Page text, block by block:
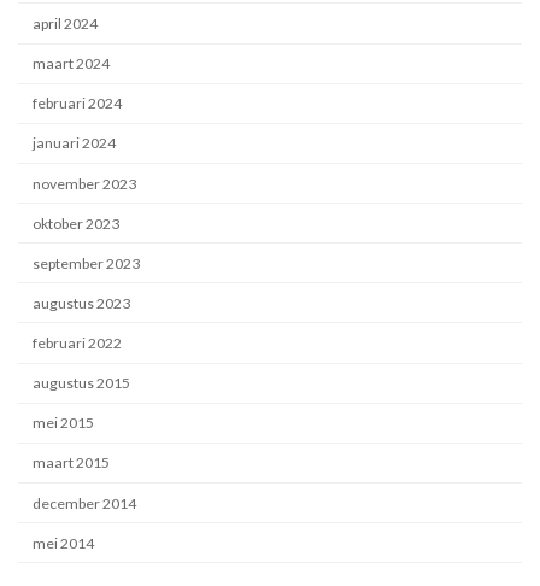
april 2024
maart 2024
februari 2024
januari 2024
november 2023
oktober 2023
september 2023
augustus 2023
februari 2022
augustus 2015
mei 2015
maart 2015
december 2014
mei 2014